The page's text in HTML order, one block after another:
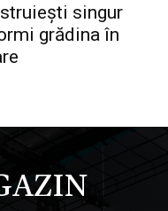
singur
grădina în